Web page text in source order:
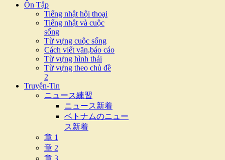
Ôn Tập
Tiếng nhật hội thoại
Tiếng nhật và cuộc
sống
Từ vựng cuộc sống
Cách viết văn,báo cáo
Từ vựng hình thái
Từ vựng theo chủ đề
2
Truyện-Tin
ニュース練習
ニュース新着
ベトナムのニュー
ス新着
章 1
章 2
章 3